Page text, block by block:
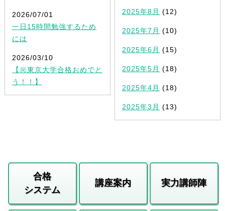
2026/07/01
一日15時間勉強するため
には
2026/03/10
【㊗東京大学合格おめでと
う！！】
2025年8月 (12)
2025年7月 (10)
2025年6月 (15)
2025年5月 (18)
2025年4月 (18)
2025年3月 (13)
合格
システム
講座案内 実力講師陣